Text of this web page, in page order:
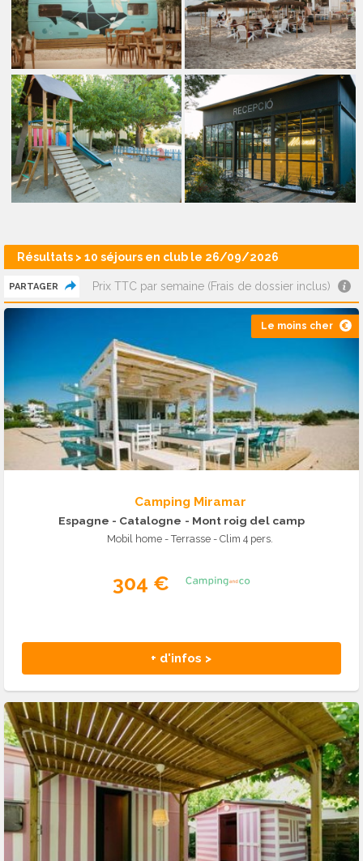
Résultats > 10 séjours en club le 26/09/2026
PARTAGER Prix TTC par semaine (Frais de dossier inclus)
Le moins cher
Camping Miramar
Espagne - Catalogne - Mont roig del camp
Mobil home - Terrasse - Clim 4 pers.
304 €
+ d'infos >